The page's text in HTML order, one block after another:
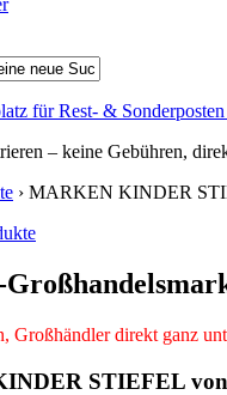
für Rest- &
– keine Gebühren,
› MARKEN KINDER
Großhändler direkt ganz
STIEFEL